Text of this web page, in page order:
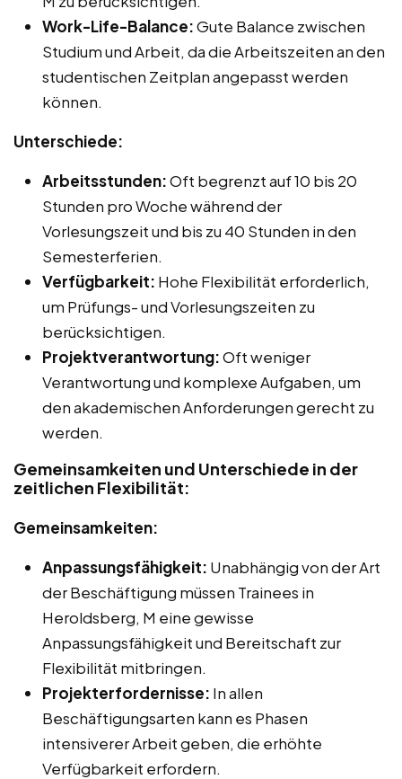
Work-Life-Balance:Gute Balance zwischen
Studium und Arbeit, da die Arbeitszeiten an den
studentischen Zeitplan angepasst werden
können.
Unterschiede:
Arbeitsstunden:Oft begrenzt auf 10 bis 20
Stunden pro Woche während der
Vorlesungszeit und bis zu 40 Stunden in den
Semesterferien.
Verfügbarkeit: Hohe Flexibilität erforderlich,
um Prüfungs- und Vorlesungszeiten zu
berücksichtigen.
Projektverantwortung:Oft weniger
Verantwortung und komplexe Aufgaben, um
den akademischen Anforderungen gerecht zu
werden.
Gemeinsamkeiten und Unterschiede in der
zeitlichen Flexibilität:
Gemeinsamkeiten:
Anpassungsfähigkeit: Unabhängig von der Art
der Beschäftigung müssen Trainees in
Heroldsberg, M eine gewisse
Anpassungsfähigkeit und Bereitschaft zur
Flexibilität mitbringen.
Projekterfordernisse: In allen
Beschäftigungsarten kann es Phasen
intensiverer Arbeit geben, die erhöhte
Verfügbarkeit erfordern.